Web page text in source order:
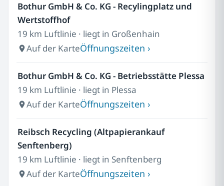
Bothur GmbH & Co. KG - Recylingplatz und
Wertstoffhof
19 km Luftlinie · liegt in Großenhain
Auf der KarteÖffnungszeiten ›
Bothur GmbH & Co. KG - Betriebsstätte Plessa
19 km Luftlinie · liegt in Plessa
Auf der KarteÖffnungszeiten ›
Reibsch Recycling (Altpapierankauf
Senftenberg)
19 km Luftlinie · liegt in Senftenberg
Auf der KarteÖffnungszeiten ›